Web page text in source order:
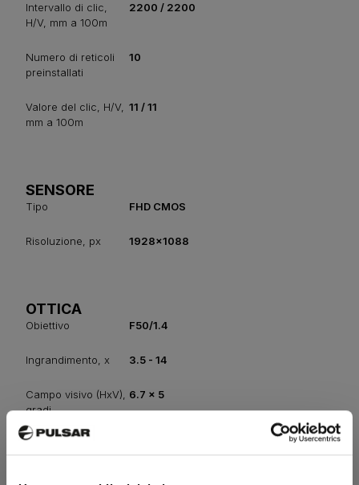
Intervallo di clic,
H/V, mm a 100m
2200 / 2200
Numero di reticoli
preinstallati
10
Valore del clic, H/V,
mm a 100m
11 / 11
SENSORE
Tipo FHD CMOS
Risoluzione, px 1928x1088
OTTICA
Obiettivo F50/1.4
Ingrandimento, x 3.5 - 14
Campo visivo (HxV),
gradi
6.7 x 5
Campo visivo (HxV),
m@100m